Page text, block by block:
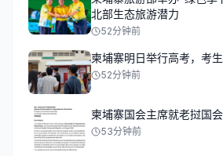
北部生态旅游潜力
52分钟前
柬埔寨明日举行高考，考
52分钟前
柬埔寨国会主席就老挝国
53分钟前